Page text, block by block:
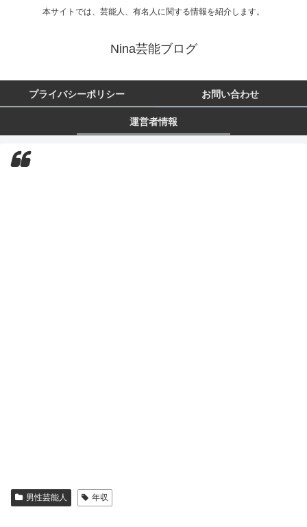
本サイトでは、芸能人、有名人に関する情報を紹介します。
Nina芸能ブログ
プライバシーポリシー お問い合わせ
運営者情報
男性芸能人 年収